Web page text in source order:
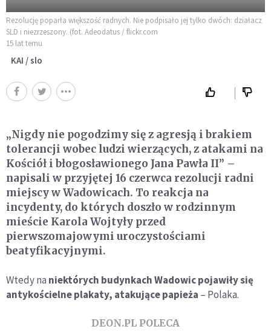
Rezolucję poparła większość radnych. Nie podpisało jej tylko dwóch: działacz
SLD i niezrzeszony. (fot. Adeodatus / flickr.com
15 lat temu
KAI / slo
„Nigdy nie pogodzimy się z agresją i brakiem
tolerancji wobec ludzi wierzących, z atakami na
Kościół i błogosławionego Jana Pawła II” –
napisali w przyjętej 16 czerwca rezolucji radni
miejscy w Wadowicach. To reakcja na
incydenty, do których doszło w rodzinnym
mieście Karola Wojtyły przed
pierwszomajowymi uroczystościami
beatyfikacyjnymi.
Wtedy na niektórych budynkach Wadowic pojawiły się
antykościelne plakaty, atakujące papieża – Polaka.
DEON.PL POLECA